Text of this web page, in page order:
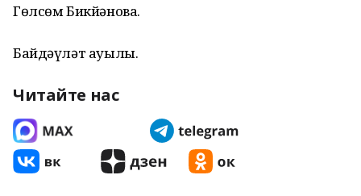
Гөлсөм Бикйәнова.
Байдәүләт ауылы.
Читайте нас